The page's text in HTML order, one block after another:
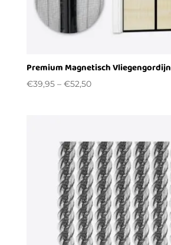
Premium Magnetisch Vliegengordijn
€39,95– €52,50